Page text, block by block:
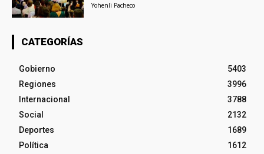
Yohenli Pacheco
CATEGORÍAS
Gobierno
5403
Regiones
3996
Internacional
3788
Social
2132
Deportes
1689
Política
1612